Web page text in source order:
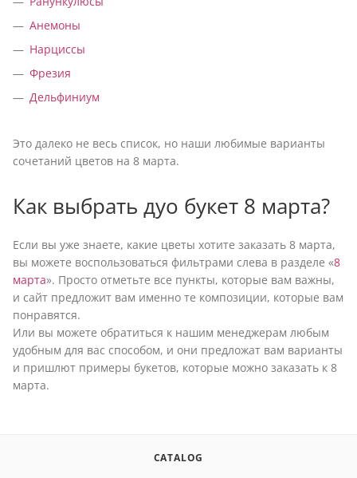
Анемоны
Нарциссы
Фрезия
Дельфиниум
Это далеко не весь список, но наши любимые варианты
сочетаний цветов на 8 марта.
Как выбрать дуо букет 8 марта?
Если вы уже знаете, какие цветы хотите заказать 8 марта,
вы можете воспользоваться фильтрами слева в разделе «8
марта». Просто отметьте все пункты, которые вам важны,
и сайт предложит вам именно те композиции, которые вам
понравятся.
Или вы можете обратиться к нашим менеджерам любым
удобным для вас способом, и они предложат вам варианты
и пришлют примеры букетов, которые можно заказать к 8
марта.
CATALOG